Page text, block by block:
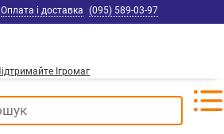
Оплата і доставка (095) 589-03-97